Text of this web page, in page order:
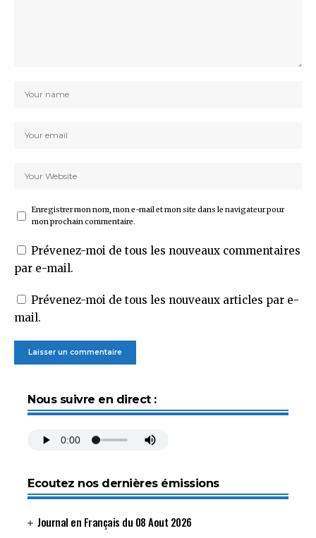
Enregistrer mon nom, mon e-mail et mon site dans le navigateur pour
mon prochain commentaire.
Prévenez-moi de tous les nouveaux commentaires
par e-mail.
Prévenez-moi de tous les nouveaux articles par e-
mail.
Nous suivre en direct :
Ecoutez nos dernières émissions
Journal en Français du 08 Aout 2026